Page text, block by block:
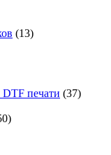
(13)
DTF печати (37)